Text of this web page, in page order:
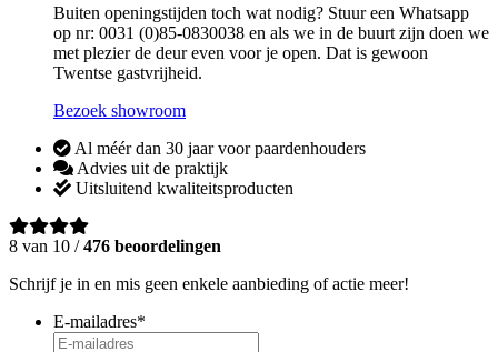
Buiten openingstijden toch wat nodig? Stuur een Whatsapp
op nr: 0031 (0)85-0830038 en als we in de buurt zijn doen we
met plezier de deur even voor je open. Dat is gewoon
Twentse gastvrijheid.
Bezoek showroom
Al méér dan 30 jaar voor paardenhouders
Advies uit de praktijk
Uitsluitend kwaliteitsproducten
8 van 10 /476 beoordelingen
Schrijf je in en mis geen enkele aanbieding of actie meer!
E-mailadres*